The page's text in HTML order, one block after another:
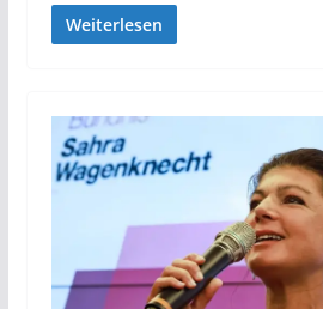
Weiterlesen